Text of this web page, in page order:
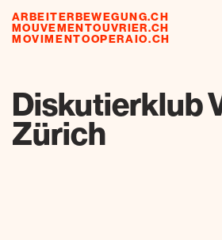
ARBEITERBEWEGUNG.CH
MOUVEMENTOUVRIER.CH
MOVIMENTOOPERAIO.CH
ressources
Diskutierklub
Zürich